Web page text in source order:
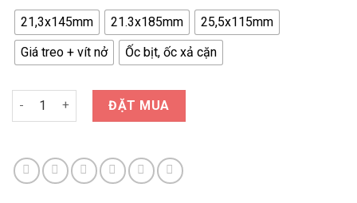
21,3x145mm 21.3x185mm
25,5x115mm
Giá treo + vít nở
Ốc bịt, ốc xả cặn
ĐẶT MUA